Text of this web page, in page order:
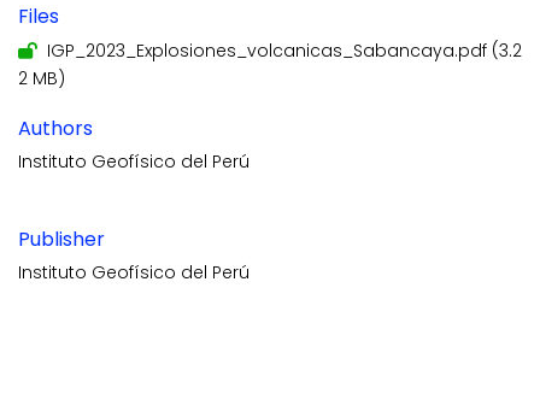
Files
IGP_2023_Explosiones_volcanicas_Sabancaya.pdf (3.2
2 MB)
Authors
Instituto Geofísico del Perú
Publisher
Instituto Geofísico del Perú